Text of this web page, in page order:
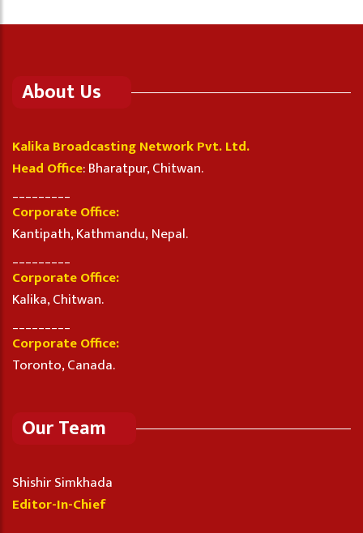
About Us
Kalika Broadcasting Network Pvt. Ltd.
Head Office: Bharatpur, Chitwan.
Corporate Office:
Kantipath, Kathmandu, Nepal.
Corporate Office:
Kalika, Chitwan.
Corporate Office:
Toronto, Canada.
Our Team
Shishir Simkhada
Editor-In-Chief